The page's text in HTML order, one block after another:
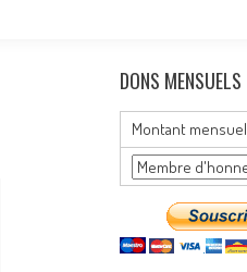
DONS MENSUELS
Montant mensuel